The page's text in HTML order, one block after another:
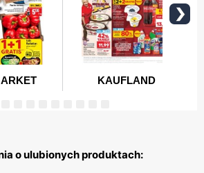
o ulubionych produktach: